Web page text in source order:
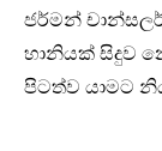
ජර්මන්
හානියක් සිදුව
පිටත්ව යාමට